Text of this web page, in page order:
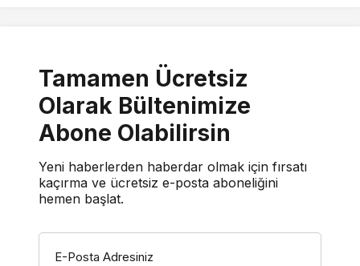
Tamamen Ücretsiz
Olarak Bültenimize
Abone Olabilirsin
Yeni haberlerden haberdar olmak için fırsatı
kaçırma ve ücretsiz e-posta aboneliğini
hemen başlat.
E-Posta Adresiniz